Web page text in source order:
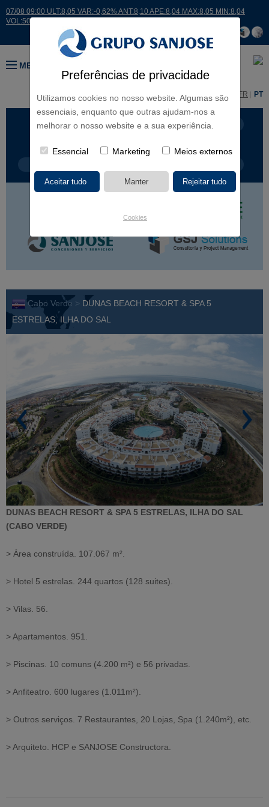
Preferências de privacidade
Utilizamos cookies no nosso website. Algumas são
essenciais, enquanto que outras ajudam-nos a
melhorar o nosso website e a sua experiência.
Essencial Marketing Meios externos
Cookies
07/08 09:00 ULT:8,05 VAR:-0,62% ANT:8,10 APE:8,04 MAX:8,05 MIN:8,04
VOL:507
MENU
EN FR PT
LINHAS DE NEGÓCIO CONTINENTES
Cabo Verde > DUNAS BEACH RESORT & SPA 5
ESTRELAS, ILHA DO SAL
DUNAS BEACH RESORT & SPA 5 ESTRELAS, ILHA DO SAL
(CABO VERDE)
> Área construída. 107.067 m².
> Hotel 5 estrelas. 244 quartos (128 suites).
> Vilas. 56.
> Apartamentos. 951.
> Piscinas. 10 comuns (4.200 m²) e 56 privadas.
> Anfiteatro. 600 lugares (1.011m²).
> Outros serviços. 7 Restaurantes, 20 Lojas, Spa (1.240m²), etc.
> Arquiteto. HCP e SANJOSE Constructora.